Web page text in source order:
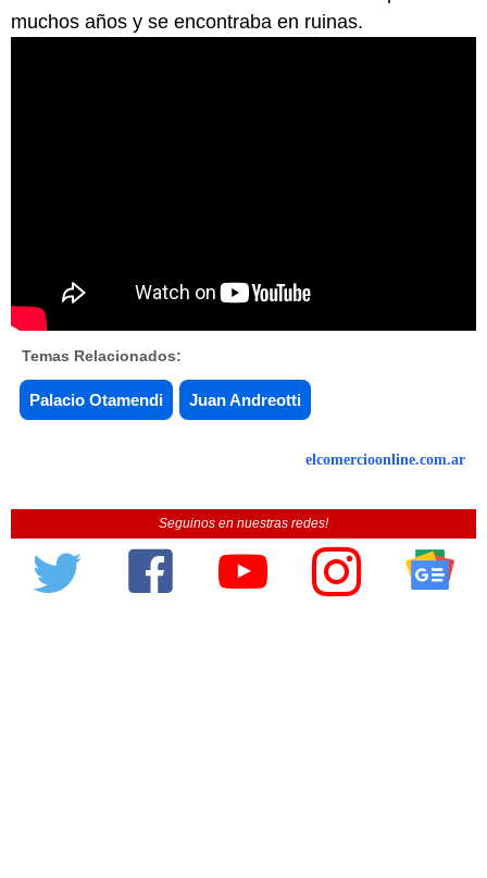
muchos años y se encontraba en ruinas.
Temas Relacionados:
Palacio Otamendi Juan Andreotti
elcomercioonline.com.ar
Seguinos en nuestras redes!